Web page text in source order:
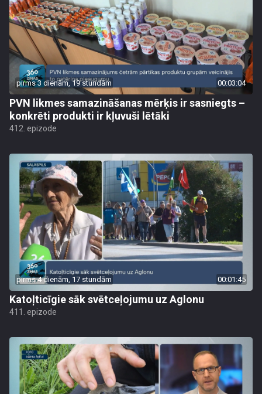
pirms 3 dienām, 19 stundām 00:03:04
PVN likmes samazināšanas mērķis ir sasniegts –
konkrēti produkti ir kļuvuši lētāki
412. epizode
pirms 4 dienām, 17 stundām 00:01:45
Katoļticīgie sāk svētceļojumu uz Aglonu
411. epizode